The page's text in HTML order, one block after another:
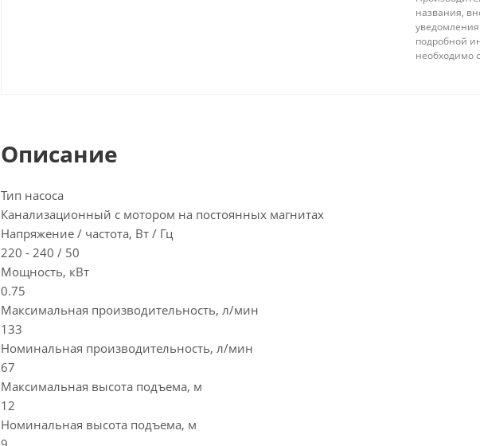
названия,
подробной
необходимо
Описание
Тип насоса
Канализационный с мотором на постоянных магнитах
Напряжение / частота, Вт / Гц
220 - 240 / 50
Мощность, кВт
0.75
Максимальная производительность, л/мин
133
Номинальная производительность, л/мин
67
Максимальная высота подъема, м
12
Номинальная высота подъема, м